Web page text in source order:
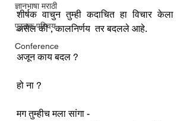
ज्ञानभाषा मराठी
पुस्तक परिचय
Conference
शीर्षक वाचुन तुम्ही कदाचित हा विचार केला
असेल की , कालनिर्णय  तर बदलले आहे.
अजून काय बदल ?
हो ना ?
मग तुम्हीच मला सांगा -